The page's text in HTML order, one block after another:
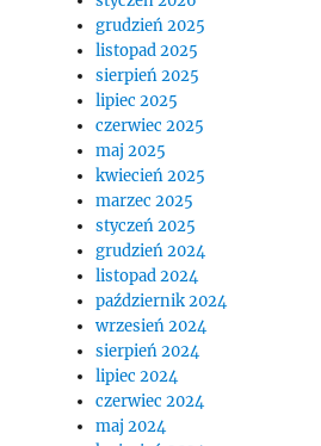
grudzień 2025
listopad 2025
sierpień 2025
lipiec 2025
czerwiec 2025
maj 2025
kwiecień 2025
marzec 2025
styczeń 2025
grudzień 2024
listopad 2024
październik 2024
wrzesień 2024
sierpień 2024
lipiec 2024
czerwiec 2024
maj 2024